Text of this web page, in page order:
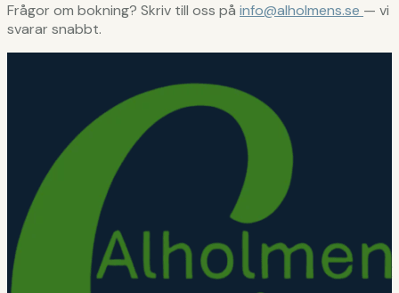
Frågor om bokning? Skriv till oss på info@alholmens.se — vi
svarar snabbt.